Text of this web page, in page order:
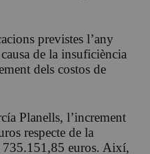
previstes l’any
de la insuficiència
dels costos de
Planells, l’increment
respecte de la
735.151,85 euros. Així,